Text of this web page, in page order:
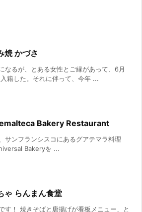
焼 かづさ
なるが、とある女性とご縁があって、6月
籍した。それに伴って、今年 ...
Bakery Restaurant
サンフランシスコにあるグアテマラ料理
Bakeryを ...
ゃ らんまん食堂
す！ 焼きそばと唐揚げが看板メニュー、と